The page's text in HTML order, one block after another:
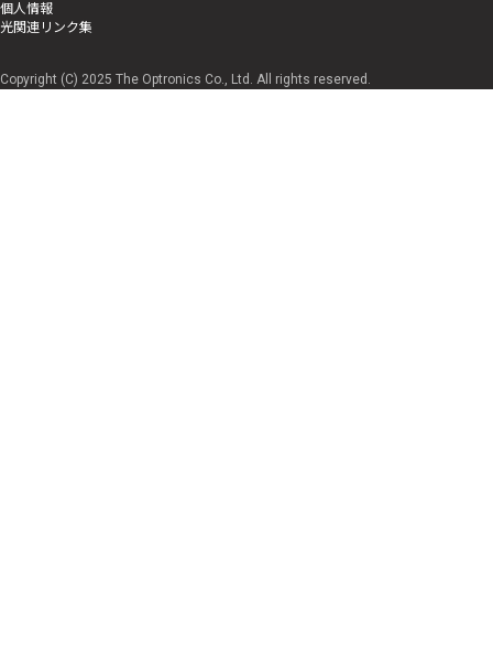
個人情報
光関連リンク集
Copyright (C) 2025 The Optronics Co., Ltd. All rights reserved.